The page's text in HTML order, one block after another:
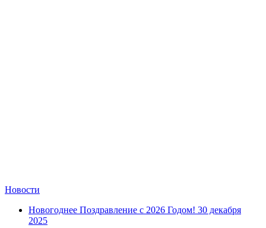
Новости
Новогоднее Поздравление с 2026 Годом! 30 декабря
2025